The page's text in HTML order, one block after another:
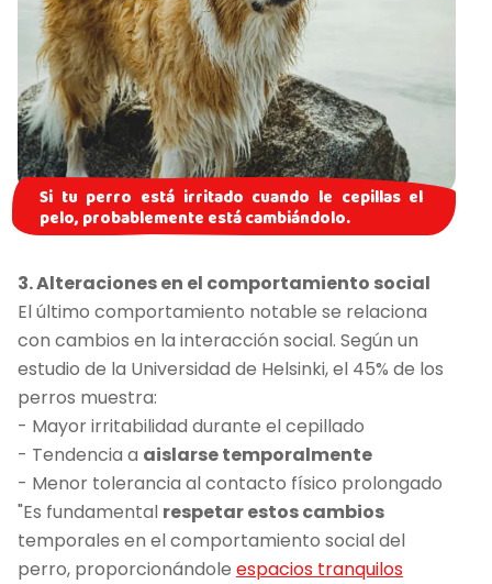
Si tu perro está irritado cuando le cepillas el
pelo, probablemente está cambiándolo.
3. Alteraciones en el comportamiento social
El último comportamiento notable se relaciona
con cambios en la interacción social. Según un
estudio de la Universidad de Helsinki, el 45% de los
perros muestra:
- Mayor irritabilidad durante el cepillado
- Tendencia a aislarse temporalmente
- Menor tolerancia al contacto físico prolongado
"Es fundamental respetar estos cambios
temporales en el comportamiento social del
perro, proporcionándole espacios tranquilos